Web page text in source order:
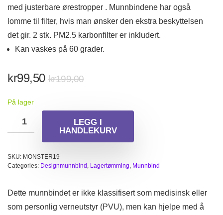
med justerbare ørestropper . Munnbindene har også
lomme til filter, hvis man ønsker den ekstra beskyttelsen
det gir. 2 stk. PM2.5 karbonfilter er inkludert.
Kan vaskes på 60 grader.
kr199,00Opprinnelig
kr199,00.
kr99,50
Nåværende
kr99,50.
På lager
LEGG I
HANDLEKURV
SKU: MONSTER19
Categories: Designmunnbind , Lagertømming, Munnbind
Dette munnbindet er ikke klassifisert som medisinsk eller
som personlig verneutstyr (PVU), men kan hjelpe med å